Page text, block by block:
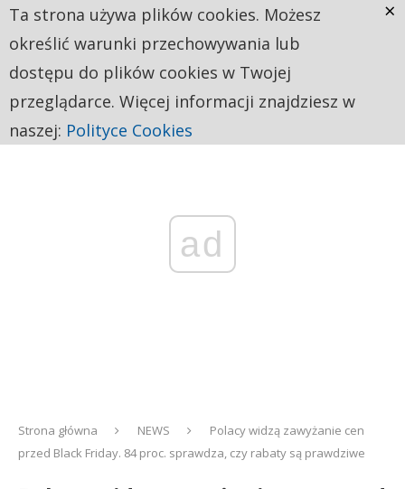
ad
Strona główna NEWS
Polacy widzą zawyżanie cen
przed Black Friday. 84 proc. sprawdza, czy rabaty są prawdziwe
Ta strona używa plików cookies. Możesz
określić warunki przechowywania lub
dostępu do plików cookies w Twojej
przeglądarce. Więcej informacji znajdziesz w
naszej: Polityce Cookies
×